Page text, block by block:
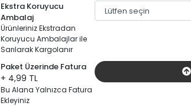
Ekstra Koruyucu
Ambalaj
Ürünleriniz Ekstradan
Koruyucu Ambalajlar ile
Sarılarak Kargolanır
Paket Üzerinde Fatura
+ 4,99 TL
Bu Alana Yalnızca Fatura
Ekleyiniz